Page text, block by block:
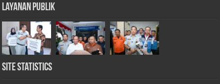
Layanan Publik
Site Statistics